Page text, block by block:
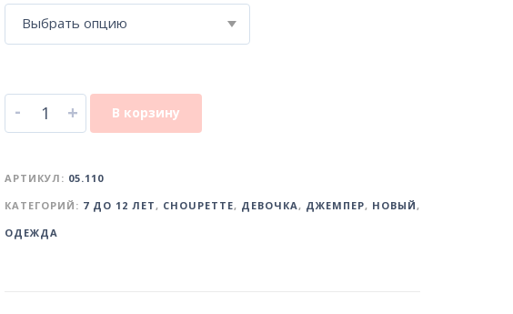
Выбрать опцию
- + В корзину
АРТИКУЛ: 05.110
КАТЕГОРИЙ: 7 ДО 12 ЛЕТ , CHOUPETTE, ДЕВОЧКА , ДЖЕМПЕР, НОВЫЙ ,
ОДЕЖДА